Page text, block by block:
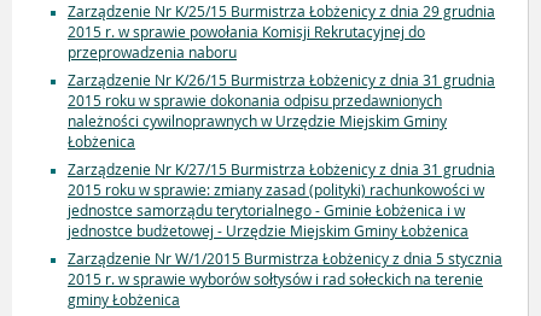
Zarządzenie Nr K/25/15 Burmistrza Łobżenicy z dnia 29 grudnia
2015 r. w sprawie powołania Komisji Rekrutacyjnej do
przeprowadzenia naboru
Zarządzenie Nr K/26/15 Burmistrza Łobżenicy z dnia 31 grudnia
2015 roku w sprawie dokonania odpisu przedawnionych
należności cywilnoprawnych w Urzędzie Miejskim Gminy
Łobżenica
Zarządzenie Nr K/27/15 Burmistrza Łobżenicy z dnia 31 grudnia
2015 roku w sprawie: zmiany zasad (polityki) rachunkowości w
jednostce samorządu terytorialnego - Gminie Łobżenica i w
jednostce budżetowej - Urzędzie Miejskim Gminy Łobżenica
Zarządzenie Nr W/1/2015 Burmistrza Łobżenicy z dnia 5 stycznia
2015 r. w sprawie wyborów sołtysów i rad sołeckich na terenie
gminy Łobżenica